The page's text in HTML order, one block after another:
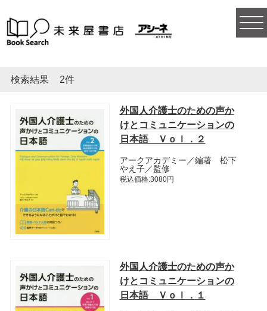
検索結果 2件
外国人介護士のための声か
けとコミュニケーションの
日本語 Ｖｏｌ．２
アークアカデミー／編著 松下
やえ子／監修
税込価格:3080円
外国人介護士のための声か
けとコミュニケーションの
日本語 Ｖｏｌ．１